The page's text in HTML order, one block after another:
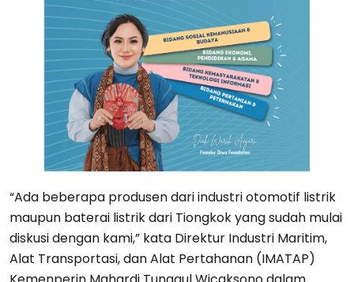
“Ada beberapa produsen dari industri otomotif listrik
maupun baterai listrik dari Tiongkok yang sudah mulai
diskusi dengan kami,” kata Direktur Industri Maritim,
Alat Transportasi, dan Alat Pertahanan (IMATAP)